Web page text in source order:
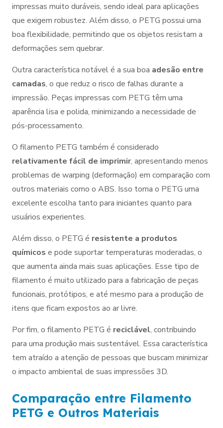
impressas muito duráveis, sendo ideal para aplicações
que exigem robustez. Além disso, o PETG possui uma
boa flexibilidade, permitindo que os objetos resistam a
deformações sem quebrar.
Outra característica notável é a sua boa adesão entre
camadas, o que reduz o risco de falhas durante a
impressão. Peças impressas com PETG têm uma
aparência lisa e polida, minimizando a necessidade de
pós-processamento.
O filamento PETG também é considerado
relativamente fácil de imprimir, apresentando menos
problemas de warping (deformação) em comparação com
outros materiais como o ABS. Isso torna o PETG uma
excelente escolha tanto para iniciantes quanto para
usuários experientes.
Além disso, o PETG é resistente a produtos
químicos e pode suportar temperaturas moderadas, o
que aumenta ainda mais suas aplicações. Esse tipo de
filamento é muito utilizado para a fabricação de peças
funcionais, protótipos, e até mesmo para a produção de
itens que ficam expostos ao ar livre.
Por fim, o filamento PETG é reciclável, contribuindo
para uma produção mais sustentável. Essa característica
tem atraído a atenção de pessoas que buscam minimizar
o impacto ambiental de suas impressões 3D.
Comparação entre Filamento
PETG e Outros Materiais